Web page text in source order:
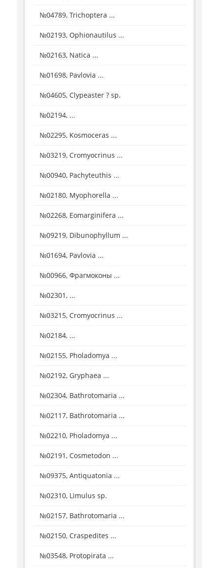
№04789, Trichoptera ...
№02193, Ophionautilus ...
№02163, Natica ...
№01698, Pavlovia ...
№04605, Clypeaster ? sp.
№02194, ...
№02295, Kosmoceras ...
№03219, Cromyocrinus ...
№00940, Pachyteuthis ...
№02180, Myophorella ...
№02268, Eomarginifera ...
№09219, Dibunophyllum ...
№01694, Pavlovia ...
№00966, Фрагмоконы ...
№02301, ...
№03215, Cromyocrinus ...
№02184, ...
№02155, Pholadomya ...
№02192, Gryphaea ...
№02304, Bathrotomaria ...
№02117, Bathrotomaria ...
№02210, Pholadomya ...
№02191, Cosmetodon ...
№09375, Antiquatonia ...
№02310, Limulus sp.
№02157, Bathrotomaria ...
№02150, Craspedites ...
№03548, Protopirata ...